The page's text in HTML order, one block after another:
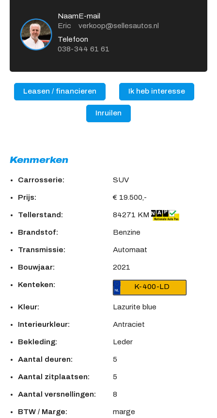
Naam
Eric
E-mail
verkoop@sellesautos.nl
Telefoon
038-344 61 61
Leasen / financieren Ik heb interesse
Inruilen
Kenmerken
Carrosserie: SUV
Prijs: € 19.500,-
Tellerstand: 84271 KM
Brandstof: Benzine
Transmissie: Automaat
Bouwjaar: 2021
Kenteken: K-400-LD
Kleur: Lazurite blue
Interieurkleur: Antraciet
Bekleding: Leder
Aantal deuren: 5
Aantal zitplaatsen: 5
Aantal versnellingen: 8
BTW / Marge: marge